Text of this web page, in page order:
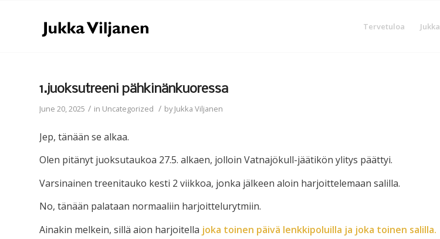
Tervetuloa Jukka
1.juoksutreeni pähkinänkuoressa
June 20, 2025 / in Uncategorized / byJukka Viljanen
Jep, tänään se alkaa.
Olen pitänyt juoksutaukoa 27.5. alkaen, jolloin Vatnajökull-jäätikön ylitys päättyi.
Varsinainen treenitauko kesti 2 viikkoa, jonka jälkeen aloin harjoittelemaan salilla.
No, tänään palataan normaaliin harjoittelurytmiin.
Ainakin melkein, sillä aion harjoitella joka toinen päivä lenkkipoluilla ja joka toinen salilla.